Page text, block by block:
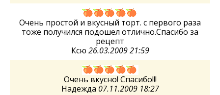
Очень простой и вкусный торт. с первого раза
тоже получился подошел отлично.Спасибо за
рецепт
Ксю 26.03.2009 21:59
Очень вкусно! Спасибо!!!
Надежда 07.11.2009 18:27